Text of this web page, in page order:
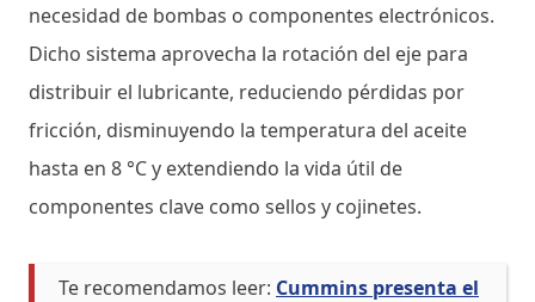
necesidad de bombas o componentes electrónicos.
Dicho sistema aprovecha la rotación del eje para
distribuir el lubricante, reduciendo pérdidas por
fricción, disminuyendo la temperatura del aceite
hasta en 8 °C y extendiendo la vida útil de
componentes clave como sellos y cojinetes.
Te recomendamos leer: Cummins presenta el